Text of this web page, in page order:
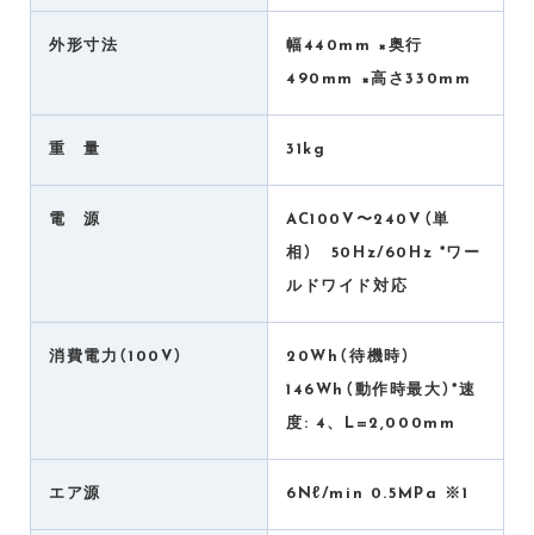
外形寸法 幅440mm ×奥行
490mm ×高さ330mm
重 量 31kg
電 源 AC100V〜240V（単
相） 50Hz/60Hz *ワー
ルドワイド対応
消費電力（100V） 20Wh（待機時）
146Wh（動作時最大）*速
度: 4、L=2,000mm
エア源 6Nℓ/min 0.5MPa ※1